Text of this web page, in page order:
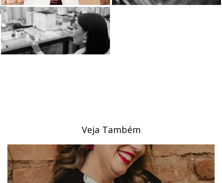
Veja Também